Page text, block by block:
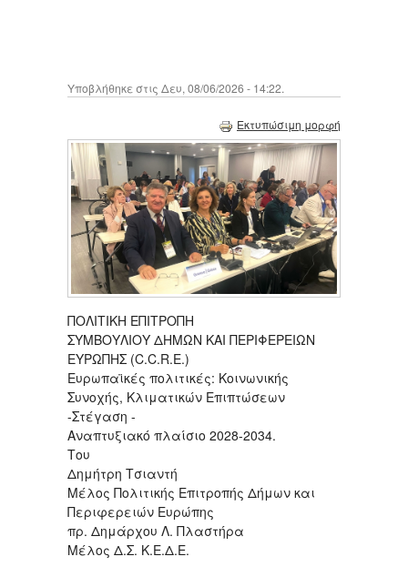
Υποβλήθηκε στις Δευ, 08/06/2026 - 14:22.
Εκτυπώσιμη μορφή
ΠΟΛΙΤΙΚΗ ΕΠΙΤΡΟΠΗ
ΣΥΜΒΟΥΛΙΟΥ ΔΗΜΩΝ ΚΑΙ ΠΕΡΙΦΕΡΕΙΩΝ
ΕΥΡΩΠΗΣ (C.C.R.E.)
Ευρωπαϊκές πολιτικές: Κοινωνικής
Συνοχής, Κλιματικών Επιπτώσεων
-Στέγαση -
Αναπτυξιακό πλαίσιο 2028-2034.
Του
Δημήτρη Τσιαντή
Μέλος Πολιτικής Επιτροπής Δήμων και
Περιφερειών Ευρώπης
πρ. Δημάρχου Λ. Πλαστήρα
Μέλος Δ.Σ. Κ.Ε.Δ.Ε.